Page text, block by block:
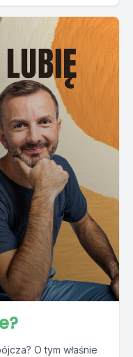
O tym właśnie